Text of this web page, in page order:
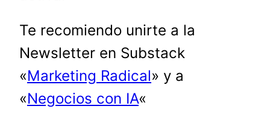
Te recomiendo unirte a la
Newsletter en Substack
«Marketing Radical» y a
«Negocios con IA«